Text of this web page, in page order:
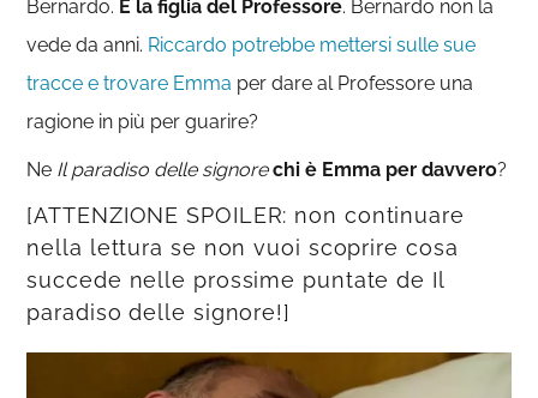
Bernardo. È la figlia del Professore. Bernardo non la
vede da anni. Riccardo potrebbe mettersi sulle sue
tracce e trovare Emma per dare al Professore una
ragione in più per guarire?
Ne Il paradiso delle signore chi è Emma per davvero?
[ATTENZIONE SPOILER: non continuare
nella lettura se non vuoi scoprire cosa
succede nelle prossime puntate de Il
paradiso delle signore!]